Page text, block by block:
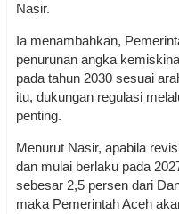
Nasir.
Ia menambahkan,
penurunan angka
pada tahun 2030 sesuai
itu, dukungan regulasi
penting.
Menurut Nasir, apabila
dan mulai berlaku pada
sebesar 2,5 persen dari
maka Pemerintah Aceh